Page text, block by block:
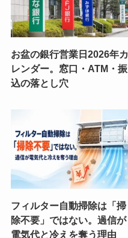
お盆の銀行営業日2026年カ
レンダー。窓口・ATM・振
込の落とし穴
フィルター自動掃除は「掃
除不要」ではない。過信が
電気代と冷えを奪う理由